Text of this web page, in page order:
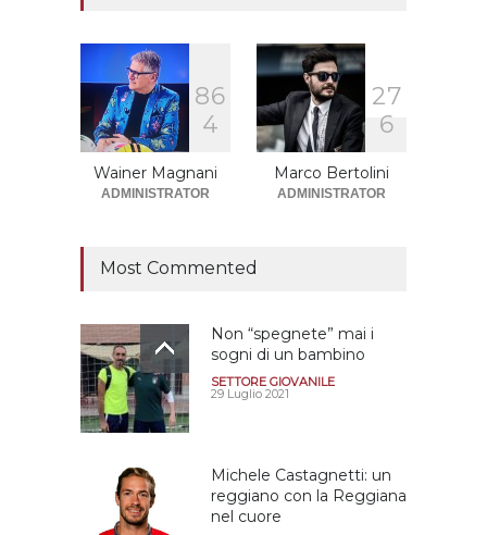
Sono solo sette le
squadre che sono state
promosse la stagione
successiva alla
retrocessione
86
4
Wainer Magnani
ADMINISTRATOR
27
6
Marco Bertolini
ADMINISTRATOR
Most Commented
Non “spegnete” mai i
sogni di un bambino
SETTORE GIOVANILE
29 Luglio 2021
Michele Castagnetti: un
reggiano con la Reggiana
nel cuore